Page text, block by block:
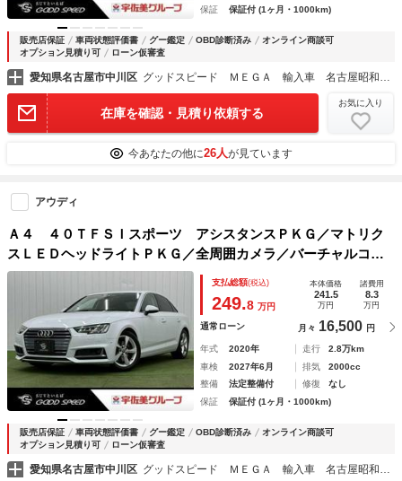
保証
保証付 (1ヶ月・1000km)
販売店保証 車両状態評価書 グー鑑定 OBD診断済み
オンライン商談可
オプション見積り可
ローン仮審査
愛知県名古屋市中川区 グッドスピード ＭＥＧＡ 輸入車 名古屋昭和橋店
在庫を確認・見積り依頼する
お気に入り
今あなたの他に26人が見ています
アウディ
Ａ４ ４０ＴＦＳＩスポーツ アシスタンスＰＫＧ／マトリク
スＬＥＤヘッドライトＰＫＧ／全周囲カメラ／バーチャルコッ
クピット／レーダークルーズ／ブラインドスポット／クリアラ
ンスソナー／ＥＴＣ／シートヒーター／パーキングアシスト／
支払総額(税込)
249.8 万円
本体価格
241.5
万円
諸費用
8.3
万円
通常ローン 月々 16,500 円
年式 2020年 走行
2.8万km
車検
2027年6月 排気
2000cc
整備
法定整備付 修復
なし
保証
保証付 (1ヶ月・1000km)
販売店保証 車両状態評価書 グー鑑定 OBD診断済み
オンライン商談可
オプション見積り可
ローン仮審査
愛知県名古屋市中川区